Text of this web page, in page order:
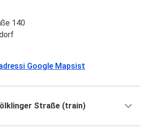
140
Google Mapsist
Straße (train)